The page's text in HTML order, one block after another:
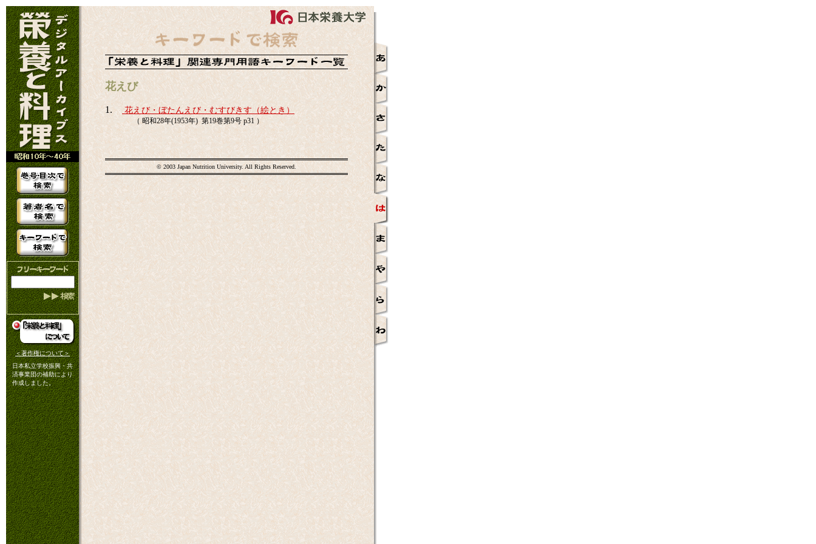
＜著作権について＞
日本私立学校振興・共
済事業団の補助により
作成しました。
花えび
1. 花えび・ぼたんえび・むすびきす（絵とき）
（ 昭和28年(1953年) 第19巻第9号 p31 ）
© 2003 Japan Nutrition University. All Rights Reserved.